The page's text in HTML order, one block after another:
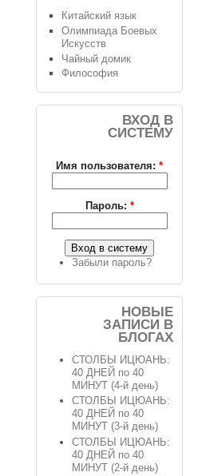
Китайский язык
Олимпиада Боевых
Искусств
Чайный домик
Философия
ВХОД В
СИСТЕМУ
Имя пользователя: *
Пароль: *
Забыли пароль?
НОВЫЕ
ЗАПИСИ В
БЛОГАХ
СТОЛБЫ ИЦЮАНЬ:
40 ДНЕЙ по 40
МИНУТ (4-й день)
СТОЛБЫ ИЦЮАНЬ:
40 ДНЕЙ по 40
МИНУТ (3-й день)
СТОЛБЫ ИЦЮАНЬ:
40 ДНЕЙ по 40
МИНУТ (2-й день)